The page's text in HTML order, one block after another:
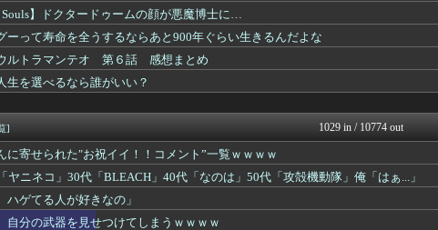
がｗｗｗｗｗ
が欲しすぎて泣く…
異世界転生まとめ速報
を捨ててマァムなんかを選んでしまうｗｗ...
アニはつ -アニメ発信場-
バー」のレビュー動画公開！！
原初同士の戦い！メイドvs執事にな...
アニメつぶやき速報‼︎
も多すぎて大渋滞にｗｗｗｗｗ
ジャンプ速報
50億円突破！！
デジタルニューススレッド
ニメ、面白い
おたくみくす 声優まとめ
売おめでとう！
ああ言えばForYou
=ネテロさん、何か思ってた奴と...
最強ジャンプ放送局
代のエースとして認められる
ウンスが流れたと話題にｗｗｗ
Souls】ドクタードゥームの顔が悪魔博士に…
ーって寿命を全うするならあと900年ぐらい生きるんだよな
ウルトラマンテオ 第６話 感想まとめ
生を選べるなら誰がいい？
] 1029 in / 10774 out
に寄せられた″お祝イイ！！コメント”一覧ｗｗｗｗ
ヤニネコ」30代「BLEACH」40代「なのは」50代「攻殻機動隊」俺「はぁ...」
ハゲてる人が好きなの」
自分の武器を見せつけてしまうｗｗｗｗ